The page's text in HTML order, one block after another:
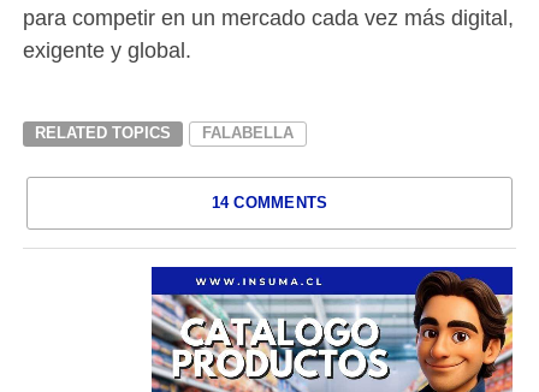
para competir en un mercado cada vez más digital,
exigente y global.
RELATED TOPICS FALABELLA
14 COMMENTS